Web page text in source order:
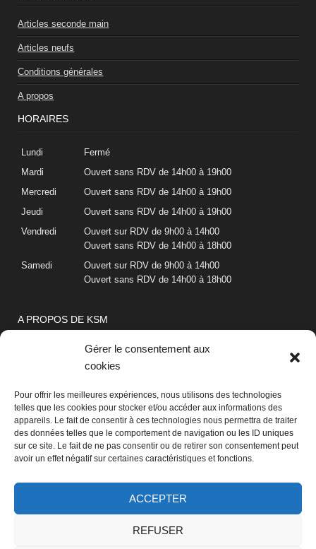
Gérer le consentement aux
cookies
Pour offrir les meilleures expériences, nous utilisons des technologies
telles que les cookies pour stocker et/ou accéder aux informations des
appareils. Le fait de consentir à ces technologies nous permettra de traiter
des données telles que le comportement de navigation ou les ID uniques
sur ce site. Le fait de ne pas consentir ou de retirer son consentement peut
avoir un effet négatif sur certaines caractéristiques et fonctions.
ACCEPTER
REFUSER
Articles seconde main
Articles neufs
Conditions générales
A propos
HORAIRES
Lundi
Fermé
Mardi
Ouvert sans RDV de 14h00 à 19h00
Mercredi
Ouvert sans RDV de 14h00 à 19h00
Jeudi
Ouvert sans RDV de 14h00 à 19h00
Vendredi
Ouvert sur RDV de 9h00 à 14h00
Ouvert sans RDV de 14h00 à 18h00
Samedi
Ouvert sur RDV de 9h00 à 14h00
Ouvert sans RDV de 14h00 à 18h00
A PROPOS DE KSM